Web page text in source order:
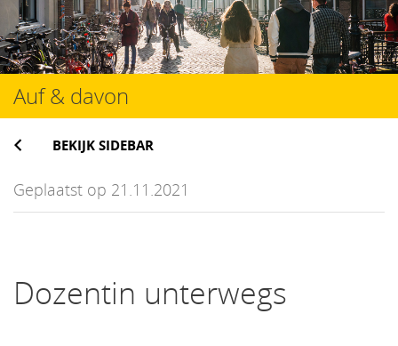
naar
het
inhoud
Auf & davon
BEKIJK SIDEBAR
Geplaatst op 21.11.2021
Dozentin unterwegs